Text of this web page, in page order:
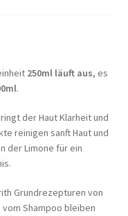
250ml läuft aus, es
.
der Haut Klarheit und
reinigen sanft Haut und
der Limone für ein
Grundrezepturen von
vom Shampoo bleiben